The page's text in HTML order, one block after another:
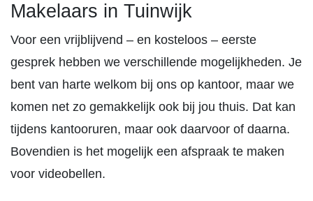
Makelaars in Tuinwijk
Voor een vrijblijvend – en kosteloos – eerste
gesprek hebben we verschillende mogelijkheden. Je
bent van harte welkom bij ons op kantoor, maar we
komen net zo gemakkelijk ook bij jou thuis. Dat kan
tijdens kantooruren, maar ook daarvoor of daarna.
Bovendien is het mogelijk een afspraak te maken
voor videobellen.